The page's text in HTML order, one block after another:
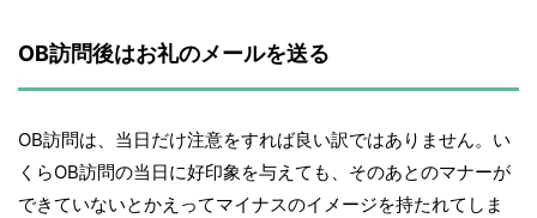
OB訪問後はお礼のメールを送る
OB訪問は、当日だけ注意をすれば良い訳ではありません。い
くらOB訪問の当日に好印象を与えても、そのあとのマナーが
できていないとかえってマイナスのイメージを持たれてしま